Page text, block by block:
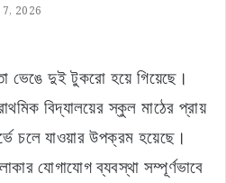
2026
ভেঙে দুই টুকরো হয়ে গিয়েছে।
বিদ্যালয়ের স্কুল মাঠের প্রায়
চলে যাওয়ার উপক্রম হয়েছে।
যোগাযোগ ব্যবস্থা সম্পূর্ণভাবে